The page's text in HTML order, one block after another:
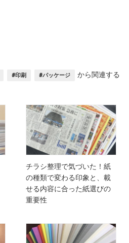
#印刷 #パッケージ
から関連する
チラシ整理で気づいた！紙
の種類で変わる印象と、載
せる内容に合った紙選びの
重要性